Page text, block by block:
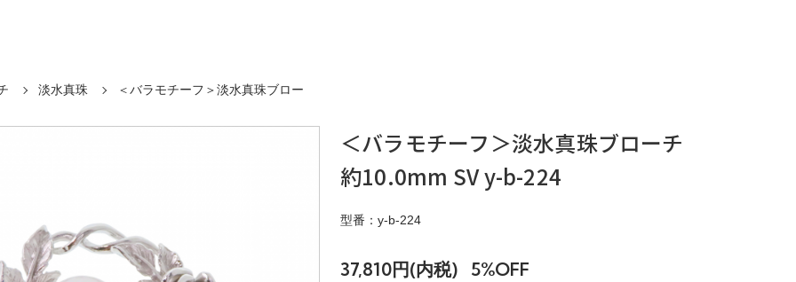
淡水真珠 ＜バラモチーフ＞淡水真珠ブロー
＜バラモチーフ＞淡水真珠ブローチ
約10.0mm SV y-b-224
型番：y-b-224
37,810円(内税) 5%OFF